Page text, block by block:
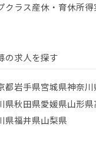
クラス産休・育休所得
の求人を探す
都岩手県宮城県神奈川
県秋田県愛媛県山形県
県福井県山梨県